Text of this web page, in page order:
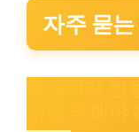
자주 묻